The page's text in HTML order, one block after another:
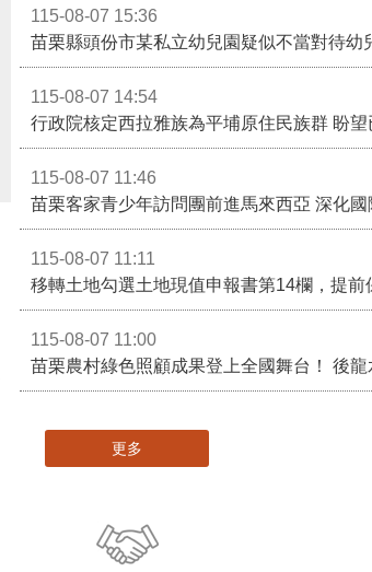
115-08-07 15:36
苗栗縣頭份市某私立幼兒園疑似不當對待幼
115-08-07 14:54
115-08-07 11:46
苗栗客家青少年訪問團前進馬來西亞 深化
115-08-07 11:11
移轉土地勾選土地現值申報書第14欄，提前
115-08-07 11:00
更多